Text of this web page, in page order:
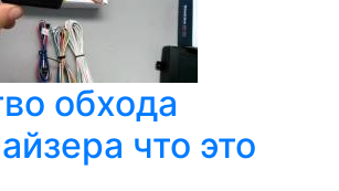
обхода
что это